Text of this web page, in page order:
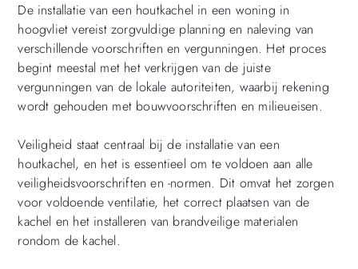
De installatie van een houtkachel in een woning in
hoogvliet vereist zorgvuldige planning en naleving van
verschillende voorschriften en vergunningen. Het proces
begint meestal met het verkrijgen van de juiste
vergunningen van de lokale autoriteiten, waarbij rekening
wordt gehouden met bouwvoorschriften en milieueisen.
Veiligheid staat centraal bij de installatie van een
houtkachel, en het is essentieel om te voldoen aan alle
veiligheidsvoorschriften en -normen. Dit omvat het zorgen
voor voldoende ventilatie, het correct plaatsen van de
kachel en het installeren van brandveilige materialen
rondom de kachel.